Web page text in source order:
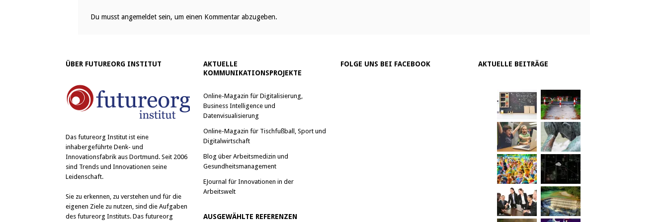
Du musst angemeldet sein, um einen Kommentar abzugeben.
ÜBER FUTUREORG INSTITUT
Das futureorg Institut ist eine
inhabergeführte Denk- und
Innovationsfabrik aus Dortmund. Seit 2006
sind Trends und Innovationen seine
Leidenschaft.
Sie zu erkennen, zu verstehen und für die
eigenen Ziele zu nutzen, sind die Aufgaben
des futureorg Instituts. Das futureorg
AKTUELLE
KOMMUNIKATIONSPROJEKTE
Online-Magazin für Digitalisierung,
Business Intelligence und
Datenvisualisierung
Online-Magazin für Tischfußball, Sport und
Digitalwirtschaft
Blog über Arbeitsmedizin und
Gesundheitsmanagement
EJournal für Innovationen in der
Arbeitswelt
AUSGEWÄHLTE REFERENZEN
FOLGE UNS BEI FACEBOOK AKTUELLE BEITRÄGE